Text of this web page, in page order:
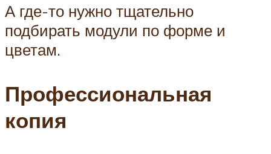
А где-то нужно тщательно
подбирать модули по форме и
цветам.
Профессиональная
копия